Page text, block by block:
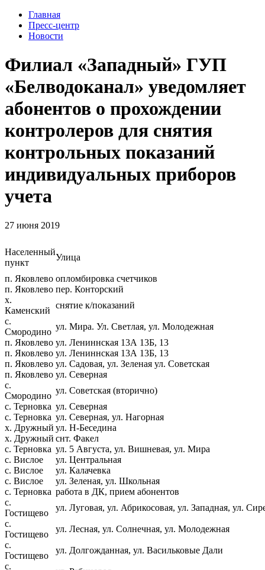
Главная
Пресс-центр
Новости
Филиал «Западный» ГУП
«Белводоканал» уведомляет
абонентов о прохождении
контролеров для снятия
контрольных показаний
индивидуальных приборов
учета
27 июня 2019
Населенный
пункт
Улица
п. Яковлево опломбировка счетчиков
п. Яковлево пер. Конторский
х.
Каменский
снятие к/показаний
с.
Смородино
ул. Мира. Ул. Светлая, ул. Молодежная
п. Яковлево ул. Лениннская 13А 13Б, 13
п. Яковлево ул. Лениннская 13А 13Б, 13
п. Яковлево ул. Садовая, ул. Зеленая ул. Советская
п. Яковлево ул. Северная
с.
Смородино
ул. Советская (вторично)
с. Терновка ул. Северная
с. Терновка ул. Северная, ул. Нагорная
х. Дружный ул. Н-Беседина
х. Дружный снт. Факел
с. Терновка ул. 5 Августа, ул. Вишневая, ул. Мира
с. Вислое
ул. Центральная
с. Вислое
ул. Калачевка
с. Вислое
ул. Зеленая, ул. Школьная
с. Терновка работа в ДК, прием абонентов
с.
Гостищево
ул. Луговая, ул. Абрикосовая, ул. Западная, ул.
с.
Гостищево
ул. Лесная, ул. Солнечная, ул. Молодежная
с.
Гостищево
ул. Долгожданная, ул. Васильковые Дали
с.